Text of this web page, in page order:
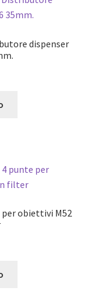
dispenser
obiettivi M52